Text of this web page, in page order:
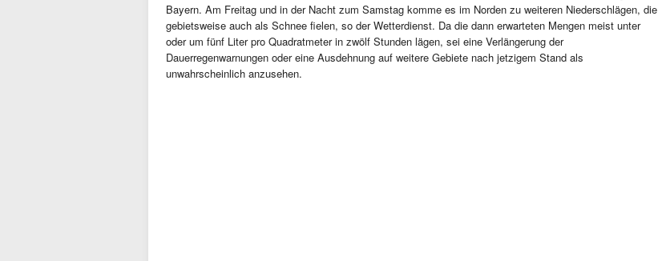
Bayern. Am Freitag und in der Nacht zum Samstag komme es im Norden zu weiteren Niederschlägen, die
gebietsweise auch als Schnee fielen, so der Wetterdienst. Da die dann erwarteten Mengen meist unter
oder um fünf Liter pro Quadratmeter in zwölf Stunden lägen, sei eine Verlängerung der
Dauerregenwarnungen oder eine Ausdehnung auf weitere Gebiete nach jetzigem Stand als
unwahrscheinlich anzusehen.